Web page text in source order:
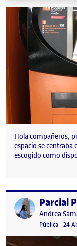
Hola compañeros,
espacio se centraba
escogido como
Publicado por
Parcial
Publicado
Andrea
Visibilidad:
Pública-24